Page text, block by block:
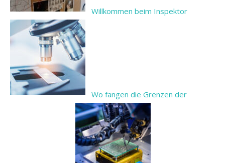
Willkommen beim Inspektor
Wo fangen die Grenzen der